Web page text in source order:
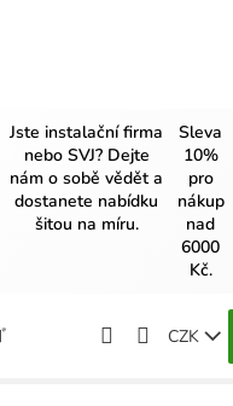
Jste instalační firma
nebo SVJ? Dejte
nám o sobě vědět a
dostanete nabídku
šitou na míru.
Sleva
10%
pro
nákup
nad
6000
Kč.
CZK